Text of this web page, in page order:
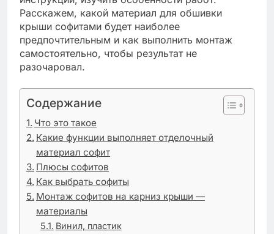
Расскажем, какой материал для обшивки
крыши софитами будет наиболее
предпочтительным и как выполнить монтаж
самостоятельно, чтобы результат не
разочаровал.
Содержание
Что это такое
Какие функции выполняет отделочный
материал софит
Плюсы софитов
Как выбрать софиты
Монтаж софитов на карниз крыши —
материалы
Винил, пластик